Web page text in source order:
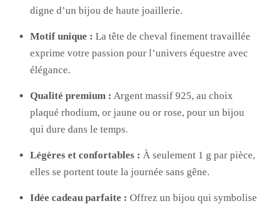
digne d’un bijou de haute joaillerie.
Motif unique : La tête de cheval finement travaillée
exprime votre passion pour l’univers équestre avec
élégance.
Qualité premium : Argent massif 925, au choix
plaqué rhodium, or jaune ou or rose, pour un bijou
qui dure dans le temps.
Légères et confortables : À seulement 1 g par pièce,
elles se portent toute la journée sans gêne.
Idée cadeau parfaite : Offrez un bijou qui symbolise